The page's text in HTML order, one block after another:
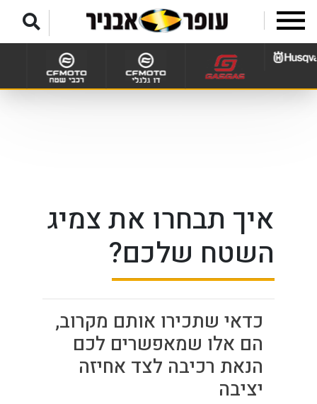
איך תבחרו את צמיג
השטח שלכם?
כדאי שתכירו אותם מקרוב,
הם אלו שמאפשרים לכם
הנאת רכיבה לצד אחיזה
יציבה